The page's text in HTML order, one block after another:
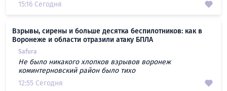
15:16 Сегодня
Взрывы, сирены и больше десятка беспилотников: как в
Воронеже и области отразили атаку БПЛА
Safura
Не было никакого хлопков взрывов воронеж
коминтерновский район было тихо
12:55 Сегодня